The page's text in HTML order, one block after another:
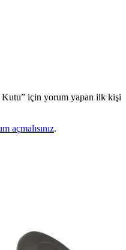
için yorum yapan ilk kişi
açmalısınız.